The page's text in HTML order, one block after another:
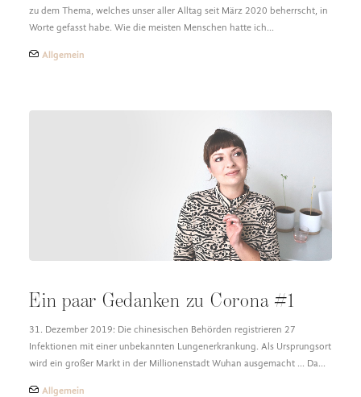
zu dem Thema, welches unser aller Alltag seit März 2020 beherrscht, in
Worte gefasst habe. Wie die meisten Menschen hatte ich…
Allgemein
Ein paar Gedanken zu Corona #1
31. Dezember 2019: Die chinesischen Behörden registrieren 27
Infektionen mit einer unbekannten Lungenerkrankung. Als Ursprungsort
wird ein großer Markt in der Millionenstadt Wuhan ausgemacht ... Da…
Allgemein